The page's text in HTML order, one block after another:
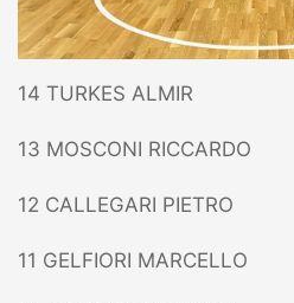
14 TURKES ALMIR
13 MOSCONI RICCARDO
12 CALLEGARI PIETRO
11 GELFIORI MARCELLO